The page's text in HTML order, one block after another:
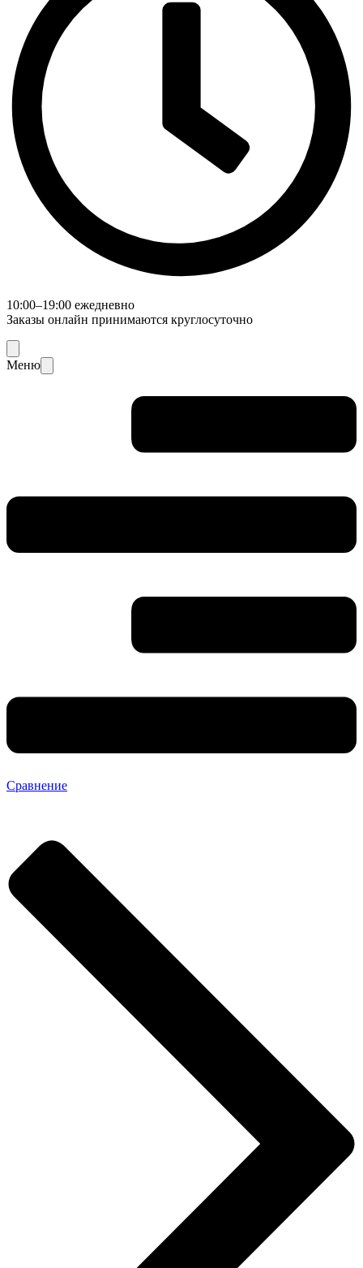
10:00–19:00 ежедневно
Заказы онлайн принимаются круглосуточно
Меню
Сравнение